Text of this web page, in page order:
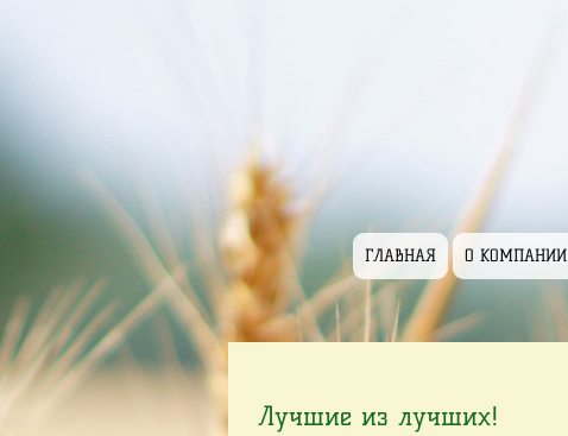
ГЛАВНАЯ О КОМПАНИИ
Лучшие из лучших!